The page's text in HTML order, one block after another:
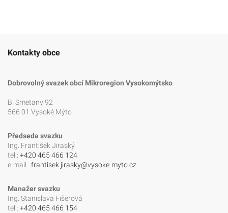
Kontakty obce
Dobrovolný svazek obcí Mikroregion Vysokomýtsko
B. Smetany 92
566 01 Vysoké Mýto
Předseda svazku
Ing. František Jiraský
tel.: +420 465 466 124
e-mail.: frantisek.jirasky@vysoke-myto.cz
Manažer svazku
Ing. Stanislava Fišerová
tel.: +420 465 466 154